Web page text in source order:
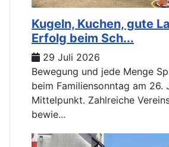
Kugeln, Kuchen, gute
Erfolg beim Sch...
29 Juli 2026
Bewegung und jede Menge
beim Familiensonntag am 26.
Mittelpunkt. Zahlreiche
bewie...